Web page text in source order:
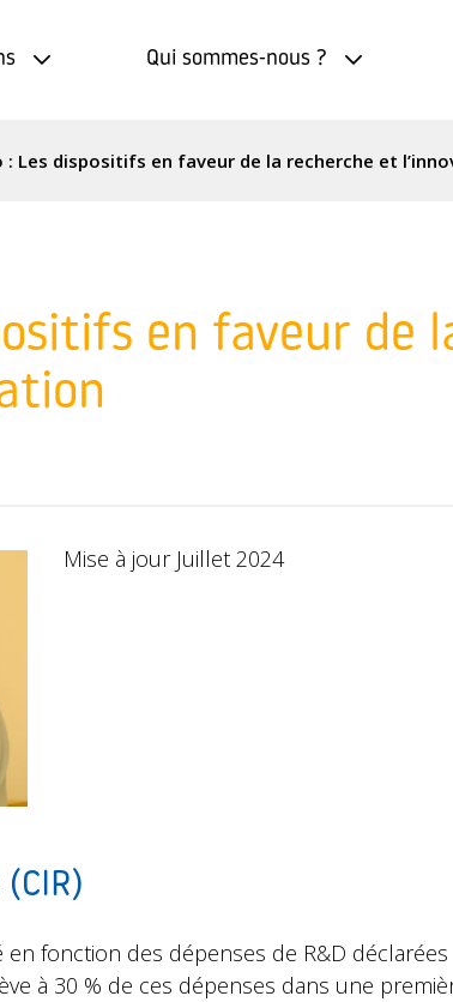
Qui sommes-nous ?
: Les dispositifs en faveur de la recherche et
en faveur de
Mise à jour Juillet 2024
en fonction des dépenses de R&D
à 30 % de ces dépenses dans une